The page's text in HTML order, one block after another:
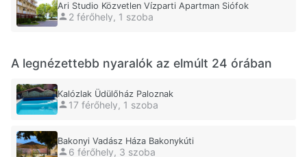
Ari Studio Közvetlen Vízparti Apartman Siófok
2 férőhely, 1 szoba
A legnézettebb nyaralók az elmúlt 24 órában
Kalózlak Üdülőház Paloznak
17 férőhely, 1 szoba
Bakonyi Vadász Háza Bakonykúti
6 férőhely, 3 szoba